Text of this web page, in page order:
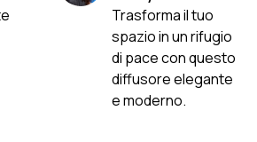
Trasforma il tuo
spazio in un rifugio
di pace con questo
diffusore elegante
e moderno.